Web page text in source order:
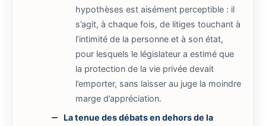
hypothèses est aisément perceptible : il
s’agit, à chaque fois, de litiges touchant à
l’intimité de la personne et à son état,
pour lesquels le législateur a estimé que
la protection de la vie privée devait
l’emporter, sans laisser au juge la moindre
marge d’appréciation.
La tenue des débats en dehors de la